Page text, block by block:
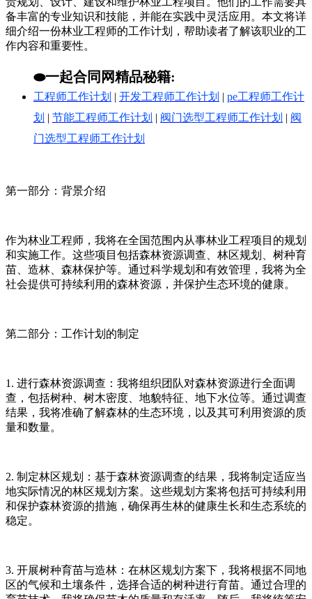
备丰富的专业知识和技能，并能在实践中灵活应用。本文将详
细介绍一份林业工程师的工作计划，帮助读者了解该职业的工
作内容和重要性。
⬬一起合同网精品秘籍:
工程师工作计划 | 开发工程师工作计划 | pe工程师工作计
划 | 节能工程师工作计划 | 阀门选型工程师工作计划 | 阀
门选型工程师工作计划
第一部分：背景介绍
作为林业工程师，我将在全国范围内从事林业工程项目的规划
和实施工作。这些项目包括森林资源调查、林区规划、树种育
苗、造林、森林保护等。通过科学规划和有效管理，我将为全
社会提供可持续利用的森林资源，并保护生态环境的健康。
第二部分：工作计划的制定
1. 进行森林资源调查：我将组织团队对森林资源进行全面调
查，包括树种、树木密度、地貌特征、地下水位等。通过调查
结果，我将准确了解森林的生态环境，以及其可利用资源的质
量和数量。
2. 制定林区规划：基于森林资源调查的结果，我将制定适应当
地实际情况的林区规划方案。这些规划方案将包括可持续利用
和保护森林资源的措施，确保再生林的健康生长和生态系统的
稳定。
3. 开展树种育苗与造林：在林区规划方案下，我将根据不同地
区的气候和土壤条件，选择合适的树种进行育苗。通过合理的